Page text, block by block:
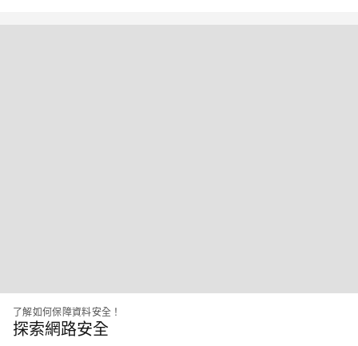
了解如何保障資料安全！
探索網路安全